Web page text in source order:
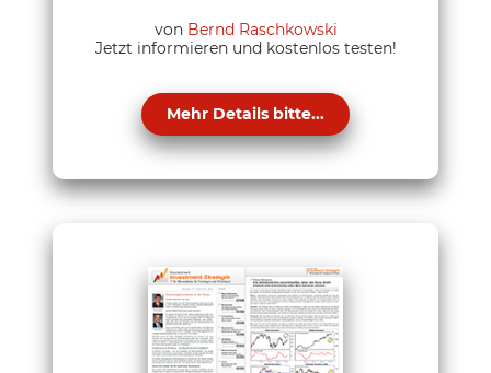
von Bernd Raschkowski
Jetzt informieren und kostenlos testen!
Mehr Details bitte...